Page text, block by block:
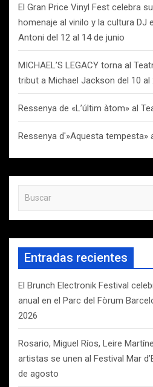
El Gran Price Vinyl Fest celebra
homenaje al vinilo y la cultura DJ
Antoni del 12 al 14 de junio
MICHAEL’S LEGACY torna al
tribut a Michael Jackson del 10 al
Ressenya de «L’últim àtom» al
Ressenya d'»Aquesta tempesta»
s
c
r
Entradas recientes
El Brunch Electronik Festival
anual en el Parc del Fòrum
2026
Rosario, Miguel Ríos, Leire
artistas se unen al Festival Mar
de agosto